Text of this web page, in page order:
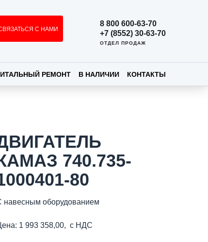
С НАМИ
8 800 600-63-70
+7 (8552) 30-63-70
ОТДЕЛ ПРОДАЖ
РЕМОНТ В НАЛИЧИИ КОНТАКТЫ
740.735-
80
навесным оборудованием
1 993 358,00, с НДС